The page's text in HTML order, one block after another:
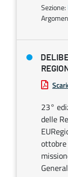
Sezione:
23°
delle